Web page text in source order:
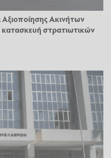
Αξιοποίησης Ακινήτων
στρατιωτικών